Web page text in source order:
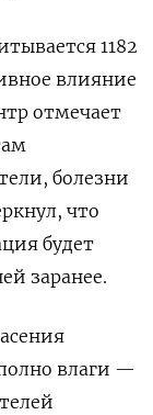
1182
влияние
отмечает
болезни
что
будет
заранее.
влаги —